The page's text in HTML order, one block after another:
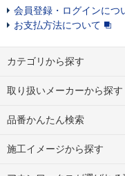
会員登録・ログインにつ
お支払方法について
カテゴリから探す
取り扱いメーカーから探す
品番かんたん検索
施工イメージから探す